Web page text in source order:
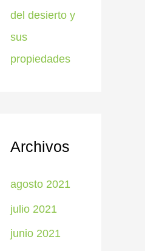
del desierto y
sus
propiedades
Archivos
agosto 2021
julio 2021
junio 2021